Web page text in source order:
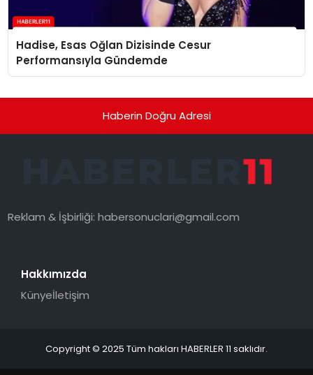
Hadise, Esas Oğlan Dizisinde Cesur
Performansıyla Gündemde
Haberin Doğru Adresi
Reklam & İşbirliği:habersonuclari@gmail.com
Hakkımızda
Künyeİletişim
Copyright © 2025 Tüm hakları HABERLER 11 saklıdır.